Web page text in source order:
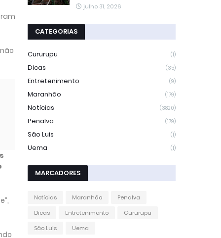
julho 31, 2026
CATEGORIAS
Cururupu (1)
Dicas (35)
Entretenimento (9)
Maranhão (179)
Notícias (3820)
Penalva (179)
São Luis (1)
Uema (1)
MARCADORES
Notícias Maranhão
Penalva
Dicas
Entretenimento
Cururupu
São Luis
Uema